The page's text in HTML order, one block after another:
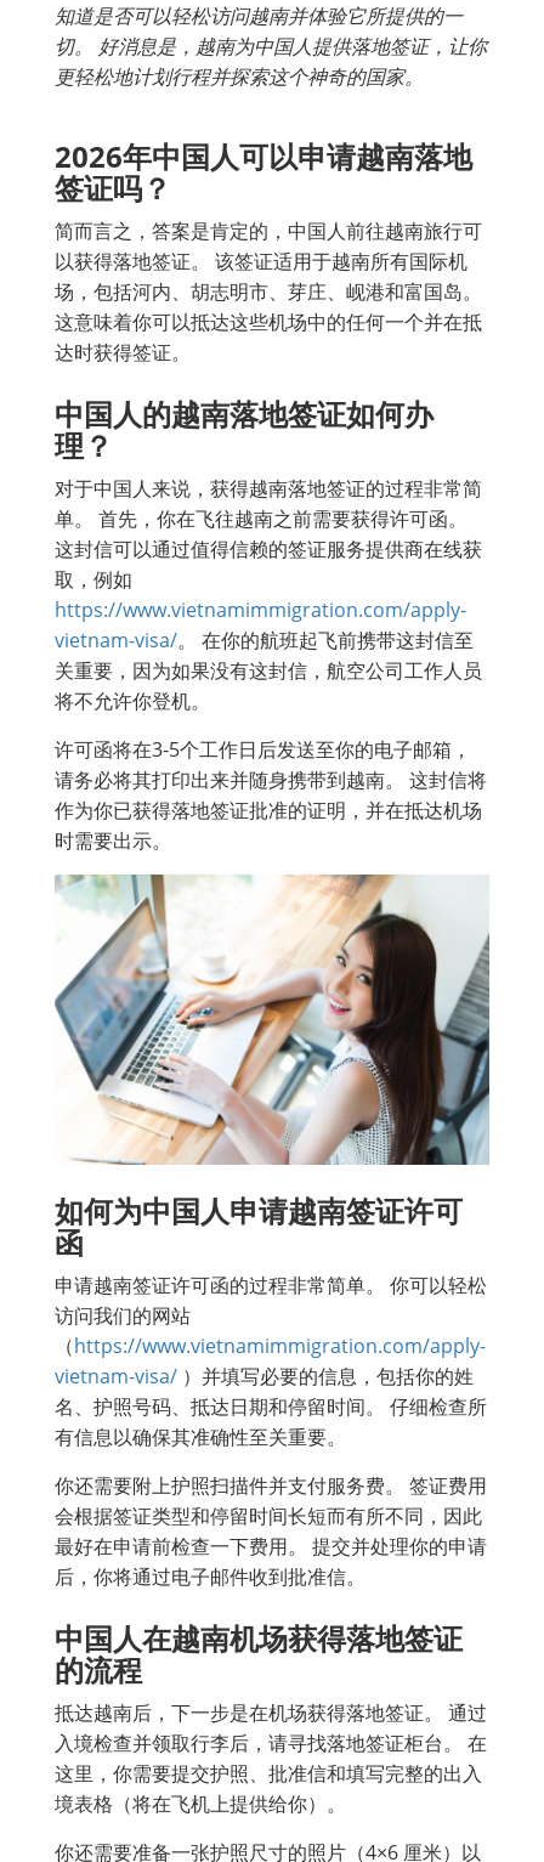
知道是否可以轻松访问越南并体验它所提供的一
切。 好消息是，越南为中国人提供落地签证，让你
更轻松地计划行程并探索这个神奇的国家。
2026年中国人可以申请越南落地
签证吗？
简而言之，答案是肯定的，中国人前往越南旅行可
以获得落地签证。 该签证适用于越南所有国际机
场，包括河内、胡志明市、芽庄、岘港和富国岛。
这意味着你可以抵达这些机场中的任何一个并在抵
达时获得签证。
中国人的越南落地签证如何办
理？
对于中国人来说，获得越南落地签证的过程非常简
单。 首先，你在飞往越南之前需要获得许可函。
这封信可以通过值得信赖的签证服务提供商在线获
取，例如
https://www.vietnamimmigration.com/apply-
vietnam-visa/。 在你的航班起飞前携带这封信至
关重要，因为如果没有这封信，航空公司工作人员
将不允许你登机。
许可函将在3-5个工作日后发送至你的电子邮箱，
请务必将其打印出来并随身携带到越南。 这封信将
作为你已获得落地签证批准的证明，并在抵达机场
时需要出示。
如何为中国人申请越南签证许可
函
申请越南签证许可函的过程非常简单。 你可以轻松
访问我们的网站
（https://www.vietnamimmigration.com/apply-
vietnam-visa/ ）并填写必要的信息，包括你的姓
名、护照号码、抵达日期和停留时间。 仔细检查所
有信息以确保其准确性至关重要。
你还需要附上护照扫描件并支付服务费。 签证费用
会根据签证类型和停留时间长短而有所不同，因此
最好在申请前检查一下费用。 提交并处理你的申请
后，你将通过电子邮件收到批准信。
中国人在越南机场获得落地签证
的流程
抵达越南后，下一步是在机场获得落地签证。 通过
入境检查并领取行李后，请寻找落地签证柜台。 在
这里，你需要提交护照、批准信和填写完整的出入
境表格（将在飞机上提供给你）。
你还需要准备一张护照尺寸的照片（4×6 厘米）以